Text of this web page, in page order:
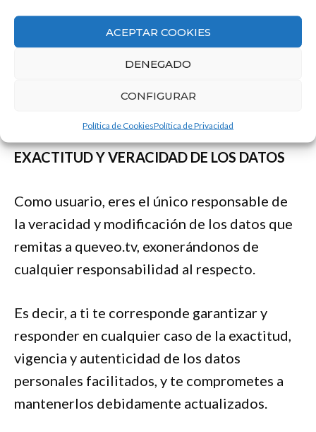
ACEPTAR COOKIES
DENEGADO
CONFIGURAR
Política de CookiesPolítica de Privacidad
condiciones de uso, condiciones de compra,
políticas de privacidad, avisos legales y/o
similares de estos sitios enlazados antes de
proceder a la adquisición de estos productos
EXACTITUD Y VERACIDAD DE LOS DATOS
Como usuario, eres el único responsable de
la veracidad y modificación de los datos que
remitas a queveo.tv, exonerándonos de
cualquier responsabilidad al respecto.
Es decir, a ti te corresponde garantizar y
responder en cualquier caso de la exactitud,
vigencia y autenticidad de los datos
personales facilitados, y te comprometes a
mantenerlos debidamente actualizados.